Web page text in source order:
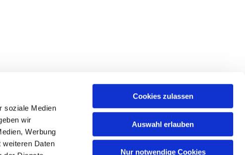
soziale Medien
wir
Werbung
weiteren Daten
Cookies zulassen
Auswahl erlauben
Nur notwendige Cookies